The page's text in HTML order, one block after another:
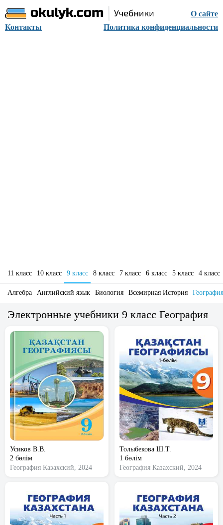
О сайте
Контакты
Политика конфиденциальности
11 класс 10 класс 9 класс 8 класс 7 класс 6 класс 5 класс 4 класс
Алгебра Английский язык Биология Всемирная История География
Электронные учебники 9 класс География
Усиков В.В.
2 бөлім
География Казахский, 2024
Толыбекова Ш.Т.
1 бөлім
География Казахский, 2024